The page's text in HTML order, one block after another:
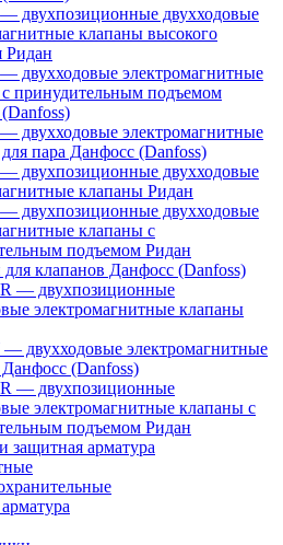
двухпозиционные двухходовые
клапаны высокого
Ридан
двухходовые электромагнитные
принудительным подъемом
двухходовые электромагнитные
пара Данфосс (Danfoss)
двухпозиционные двухходовые
клапаны Ридан
двухпозиционные двухходовые
клапаны с
подъемом Ридан
клапанов Данфосс (Danfoss)
— двухпозиционные
электромагнитные клапаны
двухходовые электромагнитные
(Danfoss)
— двухпозиционные
электромагнитные клапаны с
подъемом Ридан
защитная арматура